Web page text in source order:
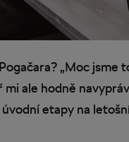
„Moc jsme
ale hodně
etapy na